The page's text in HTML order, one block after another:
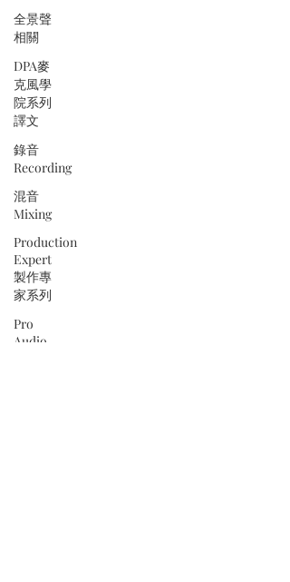
全景聲
相關
DPA麥
克風學
院系列
譯文
錄音
Recording
混音
Mixing
Production
Expert
製作專
家系列
Pro
Audio